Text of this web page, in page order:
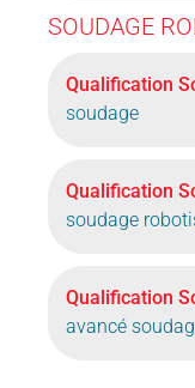
SOUDAGE
Qualification
soudage
Qualification
soudage
Qualification
avancé